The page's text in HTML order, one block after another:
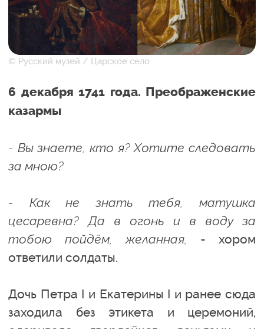
© Русский музей / Царское село
6 декабря 1741 года. Преображенские
казармы
- Вы знаете, кто я? Хотите следовать
за мною?
- Как не знать тебя, матушка
цесаревна? Да в огонь и в воду за
тобою пойдём, желанная,
- хором
ответили солдаты.
Дочь Петра I и Екатерины I и ранее сюда
заходила без этикета и церемоний,